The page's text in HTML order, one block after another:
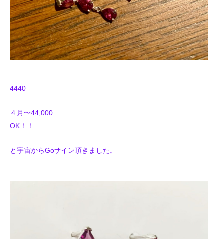
4440
４月〜44,000
OK！！
と宇宙からGoサイン頂きました。